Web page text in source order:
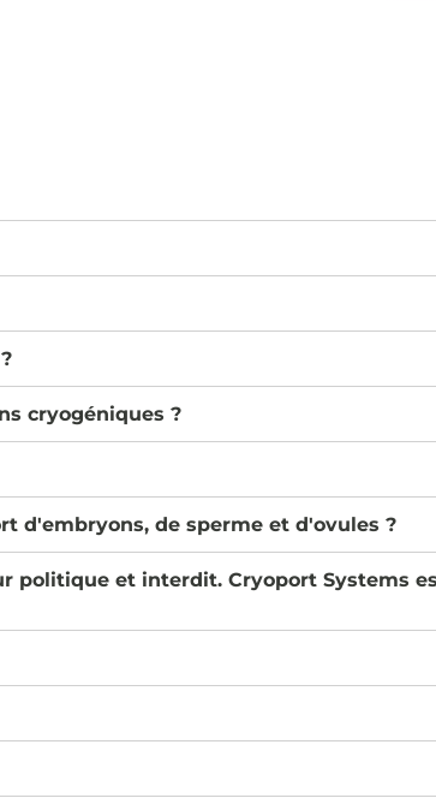
cryogéniques ?
d'embryons, de sperme et d'ovules ?
politique et interdit. Cryoport Systems